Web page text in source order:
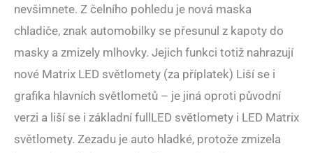
nevšimnete. Z čelního pohledu je nová maska
chladiče, znak automobilky se přesunul z kapoty do
masky a zmizely mlhovky. Jejich funkci totiž nahrazují
nové Matrix LED světlomety (za příplatek) Liší se i
grafika hlavních světlometů – je jiná oproti původní
verzi a liší se i základní fullLED světlomety i LED Matrix
světlomety. Zezadu je auto hladké, protože zmizela